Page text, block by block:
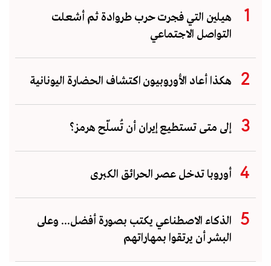
هيلين التي فجرت حرب طروادة ثم أشعلت
التواصل الاجتماعي
هكذا أعاد الأوروبيون اكتشاف الحضارة اليونانية
إلى متى تستطيع إيران أن تُسلّح هرمز؟
أوروبا تدخل عصر الحرائق الكبرى
الذكاء الاصطناعي يكتب بصورة أفضل... وعلى
البشر أن يرتقوا بمهاراتهم